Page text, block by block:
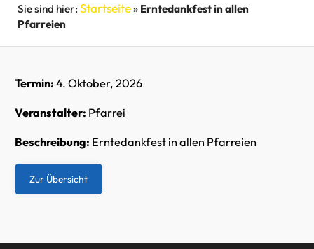
Startseite» Erntedankfest in allen
Pfarreien
Termin: 4. Oktober, 2026
Veranstalter: Pfarrei
Beschreibung: Erntedankfest in allen Pfarreien
Zur Übersicht